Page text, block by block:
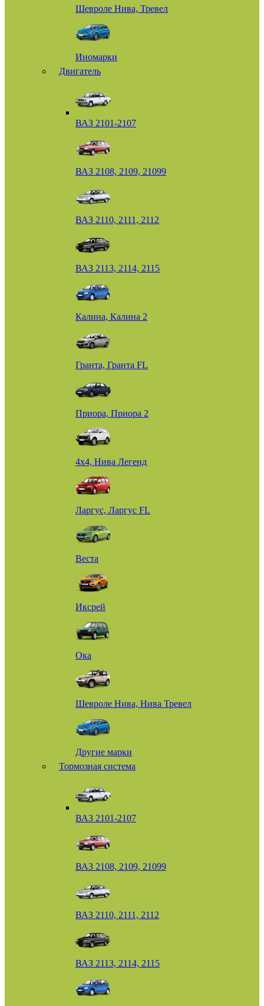
Шевроле Нива, Тревел
Иномарки
Двигатель
ВАЗ 2101-2107
ВАЗ 2108, 2109, 21099
ВАЗ 2110, 2111, 2112
ВАЗ 2113, 2114, 2115
Калина, Калина 2
Гранта, Гранта FL
Приора, Приора 2
4х4, Нива Легенд
Ларгус, Ларгус FL
Веста
Иксрей
Ока
Шевроле Нива, Нива Тревел
Другие марки
Тормозная система
ВАЗ 2101-2107
ВАЗ 2108, 2109, 21099
ВАЗ 2110, 2111, 2112
ВАЗ 2113, 2114, 2115